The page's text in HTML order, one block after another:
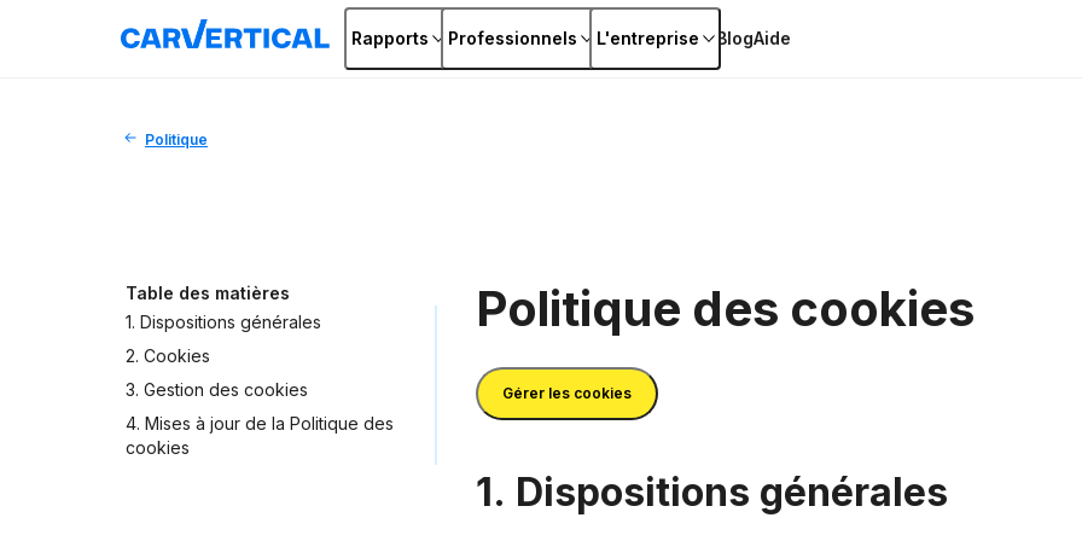
Rapports Professionnels L'entreprise BlogAide
Politique
Table des matières
1. Dispositions générales
2. Cookies
3. Gestion des cookies
4. Mises à jour de la Politique des
cookies
Politique des cookies
Gérer les cookies
1. Dispositions générales